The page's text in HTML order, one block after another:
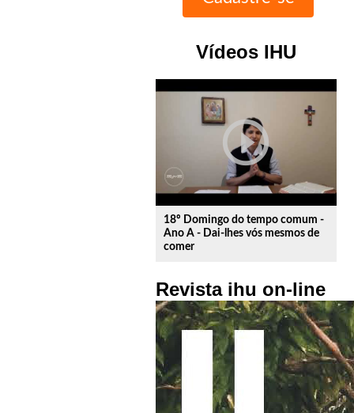
Vídeos IHU
play_circle_outline
18º Domingo do tempo comum -
Ano A - Dai-lhes vós mesmos de
comer
Revista ihu on-line